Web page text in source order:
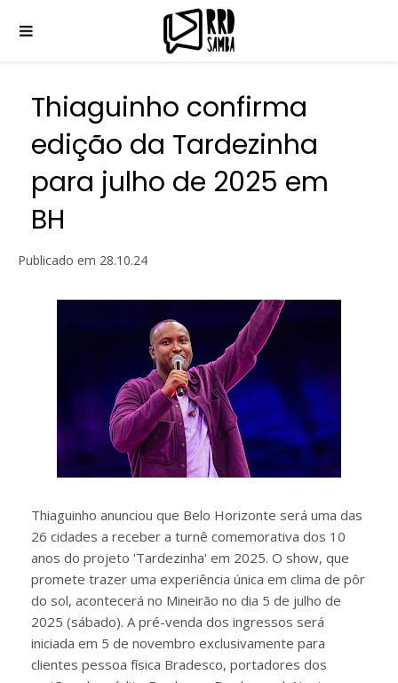
Thiaguinho confirma
edição da Tardezinha
para julho de 2025 em
BH
Publicado em 28.10.24
Thiaguinho anunciou que Belo Horizonte será uma das
26 cidades a receber a turnê comemorativa dos 10
anos do projeto 'Tardezinha' em 2025. O show, que
promete trazer uma experiência única em clima de pôr
do sol, acontecerá no Mineirão no dia 5 de julho de
2025 (sábado). A pré-venda dos ingressos será
iniciada em 5 de novembro exclusivamente para
clientes pessoa física Bradesco, portadores dos